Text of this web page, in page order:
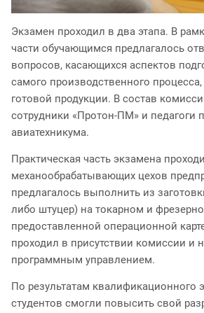
Экзамен проходил в два этапа. В
части обучающимся предлагалось
вопросов, касающихся аспектов
самого производственного
готовой продукции. В состав
сотрудники «Протон-ПМ» и педагоги
авиатехникума.
Практическая часть экзамена
механообрабатывающих цехов
предлагалось выполнить из
либо штуцер) на токарном и
предоставленной операционной
проходил в присутствии комиссии и
программным управлением.
По результатам квалификационного
студентов смогли повысить свой